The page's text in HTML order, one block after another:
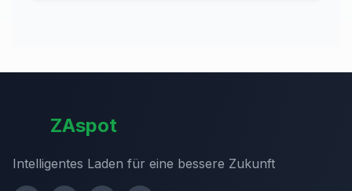
ZAspot
Intelligentes Laden für eine bessere Zukunft